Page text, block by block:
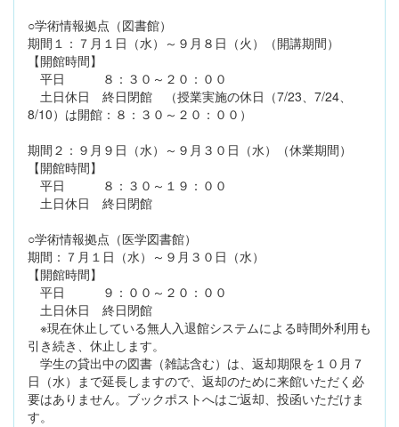
○学術情報拠点（図書館）
期間１：７月１日（水）～９月８日（火）（開講期間）
【開館時間】
平日 ８：３０～２０：００
土日休日 終日閉館 （授業実施の休日（7/23、7/24、
8/10）は開館：８：３０～２０：００）
期間２：９月９日（水）～９月３０日（水）（休業期間）
【開館時間】
平日 ８：３０～１９：００
土日休日 終日閉館
○学術情報拠点（医学図書館）
期間：７月１日（水）～９月３０日（水）
【開館時間】
平日 ９：００～２０：００
土日休日 終日閉館
※現在休止している無人入退館システムによる時間外利用も
引き続き、休止します。
学生の貸出中の図書（雑誌含む）は、返却期限を１０月７
日（水）まで延長しますので、返却のために来館いただく必
要はありません。ブックポストへはご返却、投函いただけま
す。